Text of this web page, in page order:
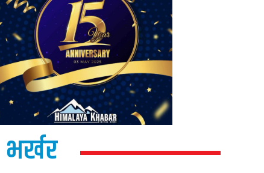
भर्खर